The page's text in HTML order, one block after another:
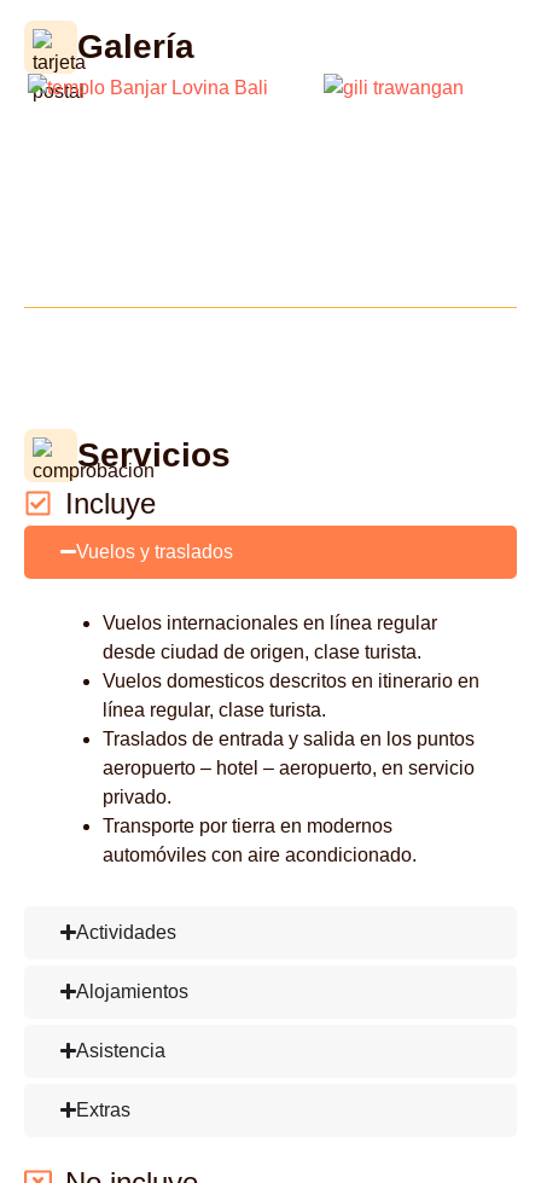
Galería
Servicios
Incluye
Vuelos y traslados
Vuelos internacionales en línea regular
desde ciudad de origen, clase turista.
Vuelos domesticos descritos en itinerario en
línea regular, clase turista.
Traslados de entrada y salida en los puntos
aeropuerto – hotel – aeropuerto, en servicio
privado.
Transporte por tierra en modernos
automóviles con aire acondicionado.
Actividades
Alojamientos
Asistencia
Extras